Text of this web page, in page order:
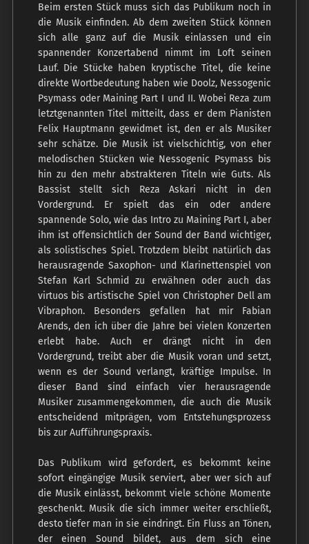
Beim ersten Stück muss sich das Publikum noch in
die Musik einfinden. Ab dem zweiten Stück können
sich alle ganz auf die Musik einlassen und ein
spannender Konzertabend nimmt im Loft seinen
Lauf. Die Stücke haben kryptische Titel, die keine
direkte Wortbedeutung haben wie Doolz, Nessogenic
Psymass oder Maining Part I und II. Wobei Reza zum
letztgenannten Titel mitteilt, dass er dem Pianisten
Felix Hauptmann gewidmet ist, den er als Musiker
sehr schätze. Die Musik ist vielschichtig, von eher
melodischen Stücken wie Nessogenic Psymass bis
hin zu den mehr abstrakteren Titeln wie Guts. Als
Bassist stellt sich Reza Askari nicht in den
Vordergrund. Er spielt das ein oder andere
spannende Solo, wie das Intro zu Maining Part I, aber
ihm ist offensichtlich der Sound der Band wichtiger,
als solistisches Spiel. Trotzdem bleibt natürlich das
herausragende Saxophon- und Klarinettenspiel von
Stefan Karl Schmid zu erwähnen oder auch das
virtuos bis artistische Spiel von Christopher Dell am
Vibraphon. Besonders gefallen hat mir Fabian
Arends, den ich über die Jahre bei vielen Konzerten
erlebt habe. Auch er drängt nicht in den
Vordergrund, treibt aber die Musik voran und setzt,
wenn es der Sound verlangt, kräftige Impulse. In
dieser Band sind einfach vier herausragende
Musiker zusammengekommen, die auch die Musik
entscheidend mitprägen, vom Entstehungsprozess
bis zur Aufführungspraxis.
Das Publikum wird gefordert, es bekommt keine
sofort eingängige Musik serviert, aber wer sich auf
die Musik einlässt, bekommt viele schöne Momente
geschenkt. Musik die sich immer weiter erschließt,
desto tiefer man in sie eindringt. Ein Fluss an Tönen,
der einen Sound bildet, aus dem sich eine